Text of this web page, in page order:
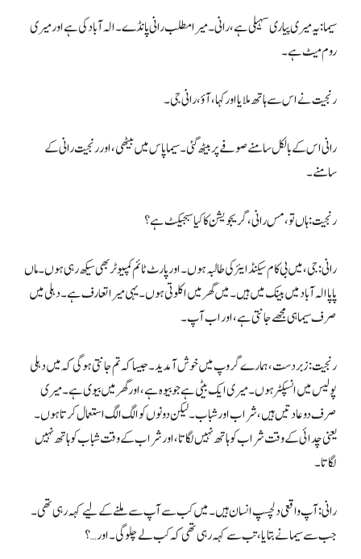
سیما: یہ میری پیاری سہیلی ہے، رانی۔ میرا مطلب رانی پانڈے۔ الہ آباد کی ہے اور میری
روم میٹ ہے۔
رنجیت نے اس سے ہاتھ ملایا اور کہا، آؤ، رانی جی۔
رانی اس کے بالکل سامنے صوفے پر بیٹھ گئی۔ سیما پاس میں بیٹھی، اور رنجیت رانی کے
سامنے۔
رنجیت: ہاں تو، مس رانی، گریجویشن کا کیا سبجیکٹ ہے؟
رانی: جی، میں بی کام سیکنڈ ایئر کی طالبہ ہوں۔ اور پارٹ ٹائم کمپیوٹر بھی سیکھ رہی ہوں۔ ماں
پاپا الہ آباد میں بینک میں ہیں۔ میں گھر میں اکلوتی ہوں۔ یہی میرا تعارف ہے۔ دہلی میں
صرف سیما ہی مجھے جانتی ہے، اور اب آپ۔
رنجیت: زبردست، ہمارے گروپ میں خوش آمدید۔ جیسا کہ تم جانتی ہو گی کہ میں دہلی
پولیس میں انسپکٹر ہوں۔ میری ایک بیٹی ہے جو بیوہ ہے، اور گھر میں بیوی ہے۔ میری
صرف دو عادتیں ہیں، شراب اور شباب۔ لیکن دونوں کو الگ الگ استعمال کرتا ہوں۔
یعنی چدائی کے وقت شراب کو ہاتھ نہیں لگاتا، اور شراب کے وقت شباب کو ہاتھ نہیں
لگاتا۔
رانی: آپ واقعی دلچسپ انسان ہیں۔ میں کب سے آپ سے ملنے کے لیے کہہ رہی تھی۔
جب سے سیما نے بتایا، تب سے کہہ رہی تھی کہ کب لے چلو گی۔ اور…؟